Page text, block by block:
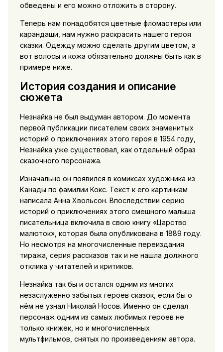
обведены и его можно отложить в сторону.
Теперь нам понадобятся цветные фломастеры или
карандаши, нам нужно раскрасить нашего героя
сказки. Одежду можно сделать другим цветом, а
вот волосы и кожа обязательно должны быть как в
примере ниже.
История создания и описание
сюжета
Незнайка не был выдуман автором. До момента
первой публикации писателем своих знаменитых
историй о приключениях этого героя в 1954 году,
Незнайка уже существовал, как отдельный образ
сказочного персонажа.
Изначально он появился в комиксах художника из
Канады по фамилии Кокс. Текст к его картинкам
написала Анна Хвольсон. Впоследствии серию
историй о приключениях этого смешного малыша
писательница включила в свою книгу «Царство
малюток», которая была опубликована в 1889 году.
Но несмотря на многочисленные переиздания
тиража, серия рассказов так и не нашла должного
отклика у читателей и критиков.
Незнайка так бы и остался одним из многих
незаслуженно забытых героев сказок, если бы о
нём не узнал Николай Носов. Именно он сделал
персонаж одним из самых любимых героев не
только книжек, но и многочисленных
мультфильмов, снятых по произведениям автора.